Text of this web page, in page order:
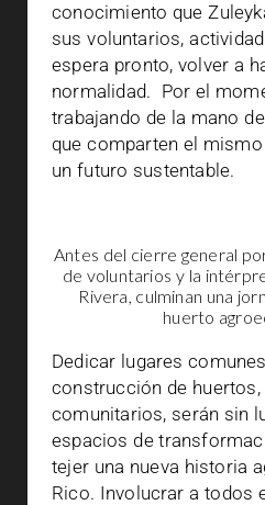
conocimiento que
sus voluntarios,
espera pronto, volver a
normalidad.
Por el
trabajando de la mano
que comparten el
un futuro sustentable.
Antes del cierre general
de voluntarios y la
Rivera, culminan una
huerto
Dedicar lugares
construcción de
comunitarios, serán sin
espacios de
tejer una nueva historia
Rico. Involucrar a todos